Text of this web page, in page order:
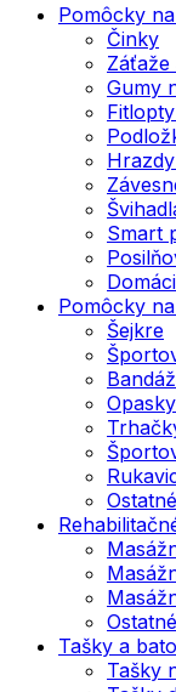
Pomôcky
Činky
Záťaže
Gumy
Smart
Pomôcky
Šejkre
Tašky a
Tašky